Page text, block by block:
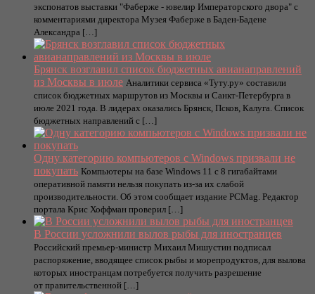
экспонатов выставки "Фаберже - ювелир Императорского двора" с
комментариями директора Музея Фаберже в Баден-Бадене
Александра […]
Брянск возглавил список бюджетных авианаправлений
из Москвы в июле Аналитики сервиса «Туту.ру» составили
список бюджетных маршрутов из Москвы и Санкт-Петербурга в
июле 2021 года. В лидерах оказались Брянск, Псков, Калуга. Список
бюджетных направлений с […]
Одну категорию компьютеров с Windows призвали не
покупать Компьютеры на базе Windows 11 c 8 гигабайтами
оперативной памяти нельзя покупать из-за их слабой
производительности. Об этом сообщает издание PCMag. Редактор
портала Крис Хоффман проверил […]
В России усложнили вылов рыбы для иностранцев
Российский премьер-министр Михаил Мишустин подписал
распоряжение, вводящее список рыбы и морепродуктов, для вылова
которых иностранцам потребуется получить разрешение
от правительственной […]